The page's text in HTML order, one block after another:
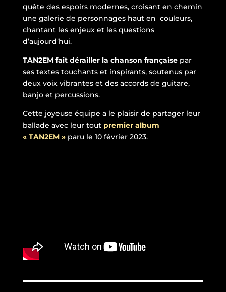
quête des espoirs modernes, croisant en chemin
une galerie de personnages haut en couleurs,
chantant les enjeux et les questions
d’aujourd’hui.
TAN2EM fait dérailler la chanson françaisepar
ses textes touchants et inspirants, soutenus par
deux voix vibrantes et des accords de guitare,
banjo et percussions.
Cette joyeuse équipe a le plaisir de partager leur
ballade avec leur tout premier album
« TAN2EM »paru le 10 février 2023.